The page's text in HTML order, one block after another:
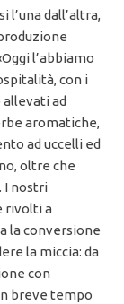
l’una dall’altra,
l’abbiamo
con i
allevati ad
aromatiche,
ad uccelli ed
oltre che
I nostri
rivolti a
la conversione
la miccia: da
con
breve tempo